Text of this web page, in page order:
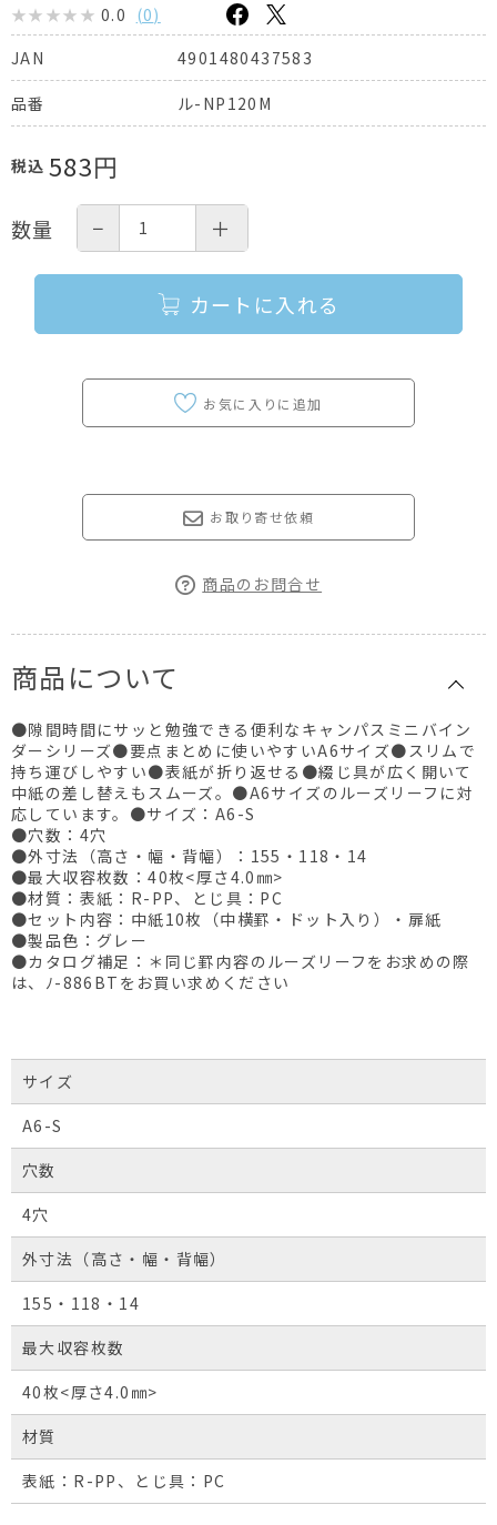
0.0 (0)
JAN
4901480437583
品番 ル-NP120M
税込 583円
数量 − ＋
カートに入れる
お取り寄せ依頼
商品のお問合せ
商品について
●隙間時間にサッと勉強できる便利なキャンパスミニバイン
ダーシリーズ●要点まとめに使いやすいA6サイズ●スリムで
持ち運びしやすい●表紙が折り返せる●綴じ具が広く開いて
中紙の差し替えもスムーズ。●A6サイズのルーズリーフに対
応しています。●サイズ：A6-S
●穴数：4穴
●外寸法（高さ・幅・背幅）：155・118・14
●最大収容枚数：40枚<厚さ4.0㎜>
●材質：表紙：R-PP、とじ具：PC
●セット内容：中紙10枚（中横罫・ドット入り）・扉紙
●製品色：グレー
●カタログ補足：＊同じ罫内容のルーズリーフをお求めの際
は、ﾉ-886BTをお買い求めください
サイズ
A6-S
穴数
4穴
外寸法（高さ・幅・背幅）
155・118・14
最大収容枚数
40枚<厚さ4.0㎜>
材質
表紙：R-PP、とじ具：PC